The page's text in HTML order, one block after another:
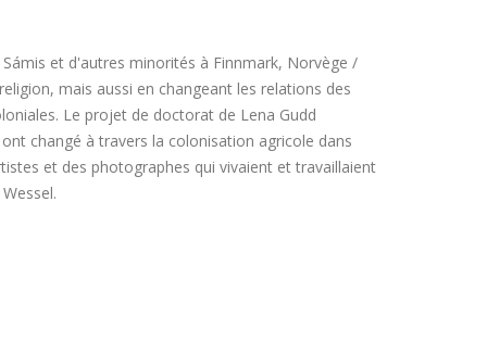
et d'autres minorités à Finnmark, Norvège /
mais aussi en changeant les relations des
Le projet de doctorat de Lena Gudd
changé à travers la colonisation agricole dans
et des photographes qui vivaient et travaillaient